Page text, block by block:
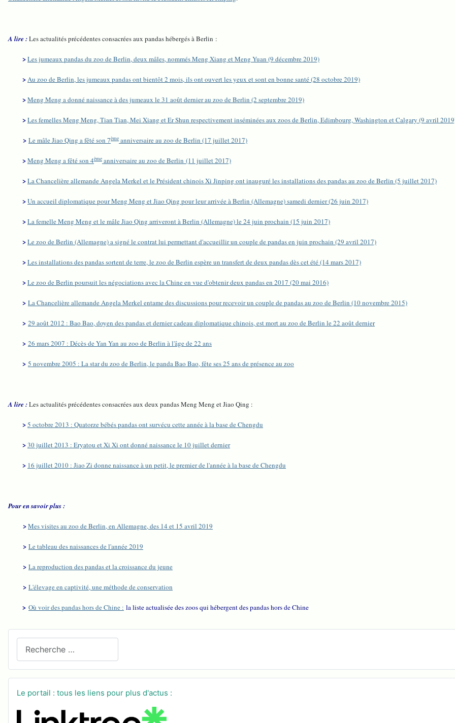
Le portail : tous les liens pour plus d'actus :
A lire :Les actualités précédentes consacrées aux pandas hébergés à Berlin :
>Les jumeaux pandas du zoo de Berlin, deux mâles, nommés Meng Xiang et Meng Yuan (9 décembre 2019)
>Au zoo de Berlin, les jumeaux pandas ont bientôt 2 mois, ils ont ouvert les yeux et sont en bonne santé (28 octobre 2019)
>Meng Meng a donné naissance à des jumeaux le 31 août dernier au zoo de Berlin (2 septembre 2019)
>Les femelles Meng Meng, Tian Tian, Mei Xiang et Er Shun respectivement inséminées aux zoos de Berlin, Edimbourg, Washington et Calgary (9 avril
> Le mâle Jiao Qing a fêté son 7ème anniversaire au zoo de Berlin (17 juillet 2017)
>Meng Meng a fêté son 4ème anniversaire au zoo de Berlin (11 juillet 2017)
>La Chancelière allemande Angela Merkel et le Président chinois Xi Jinping ont inauguré les installations des pandas au zoo de Berlin (5 juillet 2017)
>Un accueil diplomatique pour Meng Meng et Jiao Qing pour leur arrivée à Berlin (Allemagne) samedi dernier (26 juin 2017)
>La femelle Meng Meng et le mâle Jiao Qing arriveront à Berlin (Allemagne) le 24 juin prochain (15 juin 2017)
>Le zoo de Berlin (Allemagne) a signé le contrat lui permettant d'accueillir un couple de pandas en juin prochain (29 avril 2017)
>Les installations des pandas sortent de terre, le zoo de Berlin espère un transfert de deux pandas dès cet été (14 mars 2017)
>Le zoo de Berlin poursuit les négociations avec la Chine en vue d'obtenir deux pandas en 2017 (20 mai 2016)
> La Chancelière allemande Angela Merkel entame des discussions pour recevoir un couple de pandas au zoo de Berlin (10 novembre 2015)
> 29 août 2012 : Bao Bao, doyen des pandas et dernier cadeau diplomatique chinois, est mort au zoo de Berlin le 22 août dernier
> 26 mars 2007 : Décès de Yan Yan au zoo de Berlin à l'âge de 22 ans
> 5 novembre 2005 : La star du zoo de Berlin, le panda Bao Bao, fête ses 25 ans de présence au zoo
A lire :Les actualités précédentes consacrées aux deux pandas Meng Meng et Jiao Qing :
>5 octobre 2013 : Quatorze bébés pandas ont survécu cette année à la base de Chengdu
>30 juillet 2013 : Eryatou et Xi Xi ont donné naissance le 10 juillet dernier
> 16 juillet 2010 : Jiao Zi donne naissance à un petit, le premier de l'année à la base de Chengdu
Pour en savoir plus :
>Mes visites au zoo de Berlin, en Allemagne, des 14 et 15 avril 2019
> Le tableau des naissances de l'année 2019
> La reproduction des pandas et la croissance du jeune
> L'élevage en captivité, une méthode de conservation
> Où voir des pandas hors de Chine : la liste actualisée des zoos qui hébergent des pandas hors de Chine